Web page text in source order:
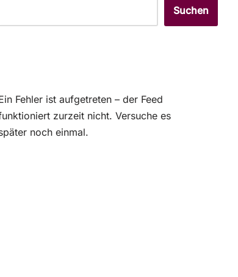
Suchen
Fehler ist aufgetreten – der Feed
zurzeit nicht. Versuche es
noch einmal.